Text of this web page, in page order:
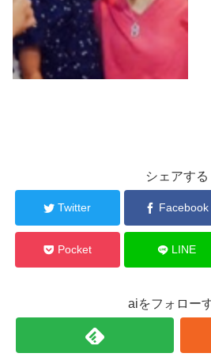
シェアする
Twitter Facebook
Pocket LINE
aiをフォロー